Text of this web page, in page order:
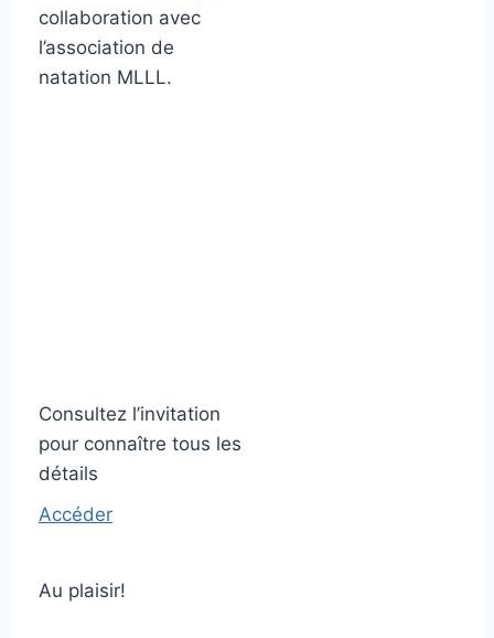
collaboration avec
l’association de
natation MLLL.
Consultez l’invitation
pour connaître tous les
détails
Accéder
Au plaisir!